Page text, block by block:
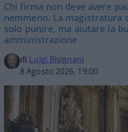
Chi firma non deve avere
nemmeno. La magistratura
solo punire, ma aiutare la
amministrazione
di Luigi Bisignani
8 Agosto 2026, 19:00